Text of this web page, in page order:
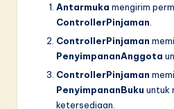
Antarmuka mengirim
ControllerPinjaman
ControllerPinjaman
PenyimpananAnggota
ControllerPinjaman
PenyimpananBuku untuk
ketersediaan.